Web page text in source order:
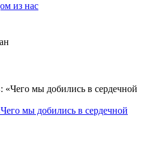
из нас
мы добились в сердечной